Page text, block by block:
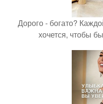
Дорого - богато?
хочется, чтобы